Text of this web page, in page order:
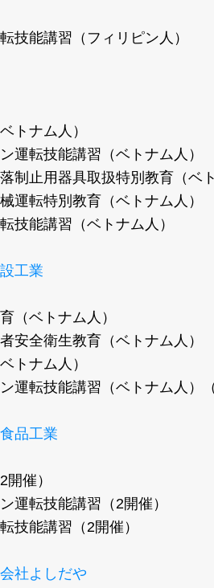
技能講習（フィリピン人）
トナム人）
運転技能講習（ベトナム人）
制止用器具取扱特別教育（ベ
運転特別教育（ベトナム人）
技能講習（ベトナム人）
工業
（ベトナム人）
安全衛生教育（ベトナム人）
トナム人）
運転技能講習（ベトナム人）
品工業
催）
運転技能講習（2開催）
技能講習（2開催）
社よしだや